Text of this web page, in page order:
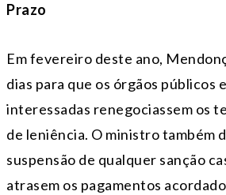
Prazo
Em fevereiro deste ano,
dias para que os órgãos públicos
interessadas renegociassem os
de leniência. O ministro também
suspensão de qualquer sanção
atrasem os pagamentos